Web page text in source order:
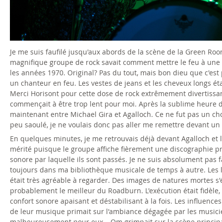
v
e
.
j
p
g
Je me suis faufilé jusqu'aux abords de la scène de la Green
magnifique groupe de rock savait comment mettre le feu à
les années 1970. Original? Pas du tout, mais bon dieu que
un chanteur en feu. Les vestes de jeans et les cheveux longs
Merci Horisont pour cette dose de rock extrêmement
commençait à être trop lent pour moi. Après la sublime heure
maintenant entre Michael Gira et Agalloch. Ce ne fut pas un
peu saoulé, je ne voulais donc pas aller me remettre devant
En quelques minutes, je me retrouvais déjà devant Agalloch
mérité puisque le groupe affiche fièrement une discographie
sonore par laquelle ils sont passés. Je ne suis absolument
toujours dans ma bibliothèque musicale de temps à autre.
était très agréable à regarder. Des images de natures mortes
probablement le meilleur du Roadburn. L'exécution était
confort sonore apaisant et déstabilisant à la fois. Les
de leur musique primait sur l'ambiance dégagée par les